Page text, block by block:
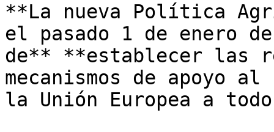
**La nueva Política
el pasado 1 de enero
de** **establecer las
mecanismos de apoyo
la Unión Europea a